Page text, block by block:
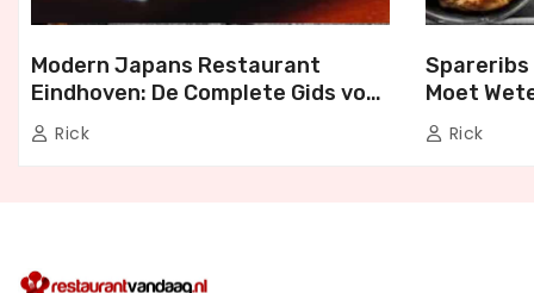
Modern Japans Restaurant
Eindhoven: De Complete Gids voor
Authentiek Japans Dineren
Rick
Spareribs
Moet
Bezorgen
Rick